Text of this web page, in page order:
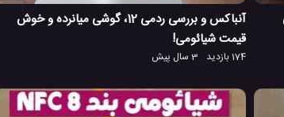
آنباکس و بررسی ردمی 12، گوشی میانرده و خوش
قیمت شیائومی!
174 بازدید 3 سال پیش